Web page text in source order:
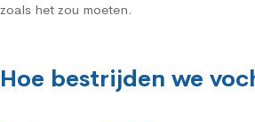
zoals het zou moeten.
Hoe bestrijden we